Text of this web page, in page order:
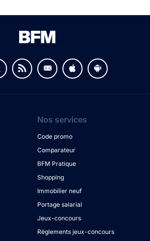
Nos services
Code promo
Comparateur
BFM Pratique
Shopping
Immobilier neuf
Portage salarial
Jeux-concours
Règlements jeux-concours